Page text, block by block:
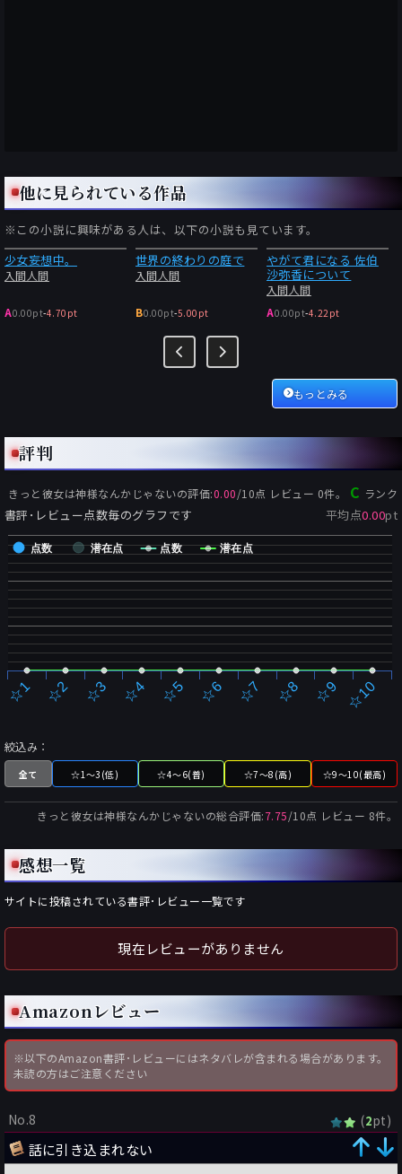
他に見られている作品
※この小説に興味がある人は、以下の小説も見ています。
少女妄想中。
入間人間
A0.00pt-4.70pt
世界の終わりの庭で
入間人間
B0.00pt-5.00pt
やがて君になる 佐伯
沙弥香について
入間人間
A0.00pt-4.22pt
もっとみる
評判
きっと彼女は神様なんかじゃないの評価:0.00/10点 レビュー 0件。 C ランク
書評･レビュー点数毎のグラフです 平均点0.00pt
点数 潜在点 点数 潜在点
☆1 ☆2 ☆3 ☆4 ☆5 ☆6 ☆7 ☆8 ☆9 ☆10
絞込み：
全て ☆1～3(低) ☆4～6(普) ☆7～8(高) ☆9～10(最高)
きっと彼女は神様なんかじゃないの総合評価:7.75/10点 レビュー 8件。
感想一覧
サイトに投稿されている書評･レビュー一覧です
現在レビューがありません
Amazonレビュー
※以下のAmazon書評･レビューにはネタバレが含まれる場合があります。
未読の方はご注意ください
No.8 (2pt)
話に引き込まれない